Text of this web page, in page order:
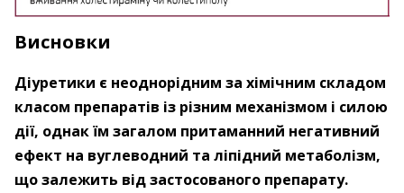
Висновки
Діуретики є неоднорідним за хімічним складом
класом препаратів із різним механізмом і силою
дії, однак їм загалом притаманний негативний
ефект на вуглеводний та ліпідний метаболізм,
що залежить від застосованого препарату.